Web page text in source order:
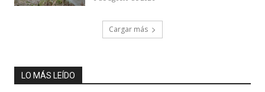
Cargar más
LO MÁS LEÍDO